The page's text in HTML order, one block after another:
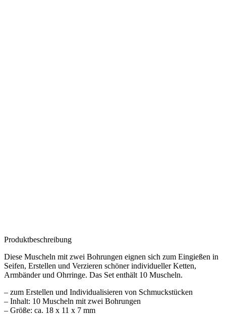
Produktbeschreibung
Diese Muscheln mit zwei Bohrungen eignen sich zum Eingießen in
Seifen, Erstellen und Verzieren schöner individueller Ketten,
Armbänder und Ohrringe. Das Set enthält 10 Muscheln.
– zum Erstellen und Individualisieren von Schmuckstücken
– Inhalt: 10 Muscheln mit zwei Bohrungen
– Größe: ca. 18 x 11 x 7 mm